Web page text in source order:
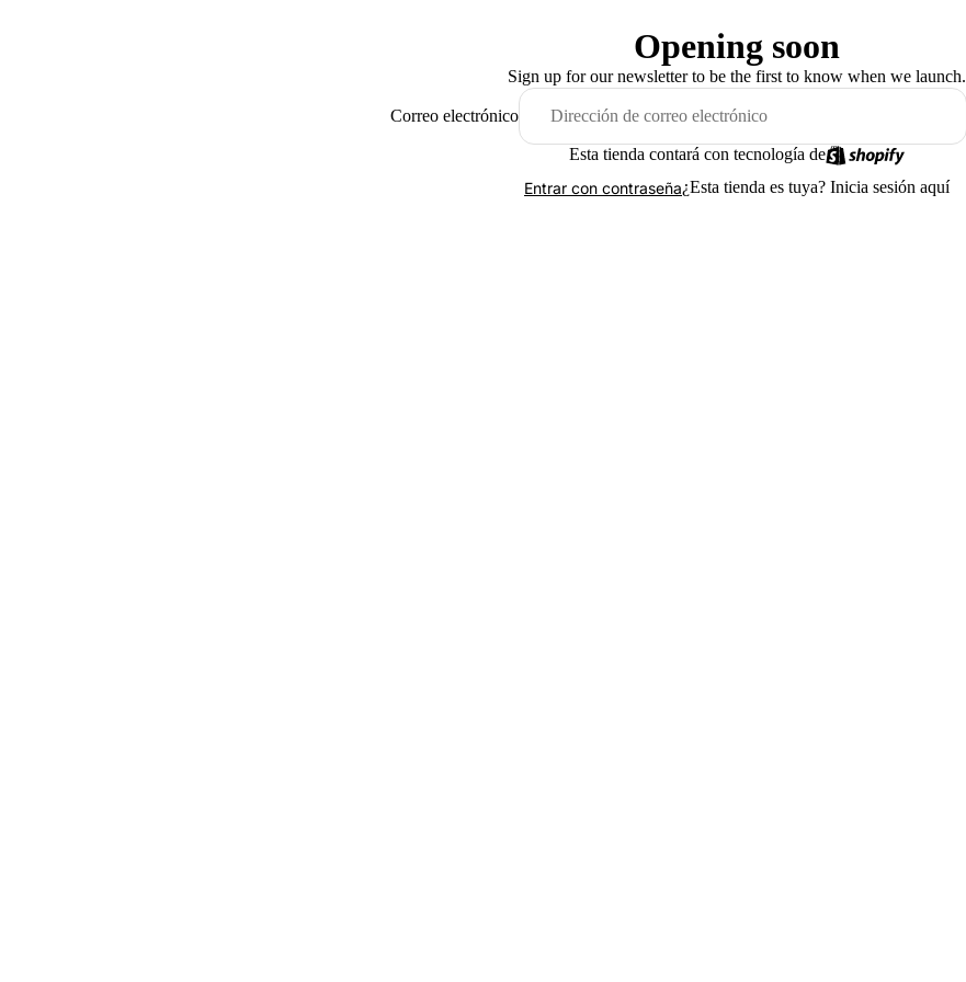
Opening soon
Sign up for our newsletter to be the first to know when we launch.
Correo electrónico
Esta tienda contará con tecnología de
Entrar con contraseña¿Esta tienda es tuya? Inicia sesión aquí